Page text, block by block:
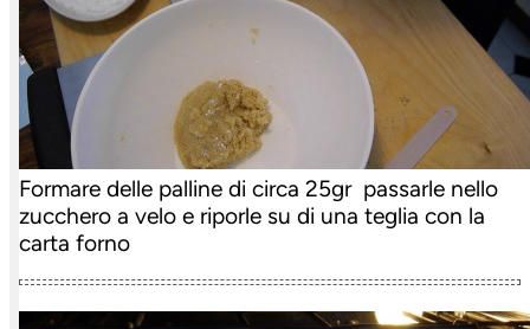
Formare delle palline di circa 25gr passarle nello
zucchero a velo e riporle su di una teglia con la
carta forno